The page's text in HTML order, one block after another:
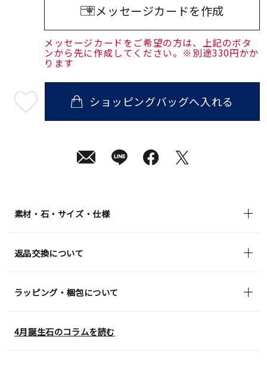
メッセージカードを作成
メッセージカードをご希望の方は、上記のボタ
ンから先に作成してください。※別途330円かか
ります
08
ショッピングバッグへ入れる
素材・石・サイズ・仕様
返品交換について
ラッピング・梱包について
4月誕生石のコラムを読む